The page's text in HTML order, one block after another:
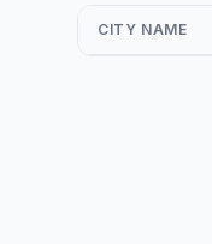
CITY NAME